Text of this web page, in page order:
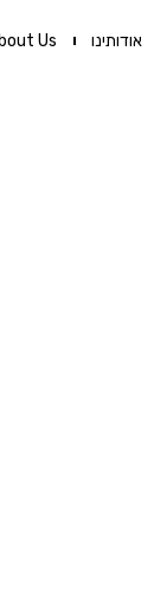
אודותינו Us